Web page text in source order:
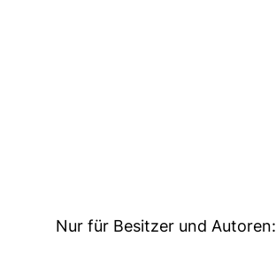
Nur für Besitzer und Autoren: